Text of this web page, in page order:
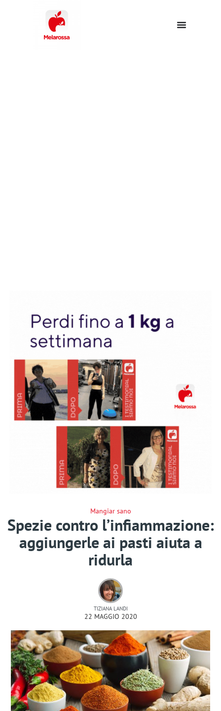
Mangiar sano
Spezie contro l’infiammazione:
aggiungerle ai pasti aiuta a
ridurla
TIZIANA LANDI
22 MAGGIO 2020